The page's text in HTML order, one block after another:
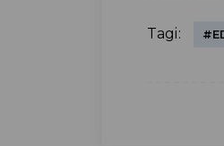
Tagi: